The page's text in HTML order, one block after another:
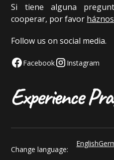
Si tiene alguna
cooperar, por favor
Follow us on social media.
Facebook Instagram
Change language:
English